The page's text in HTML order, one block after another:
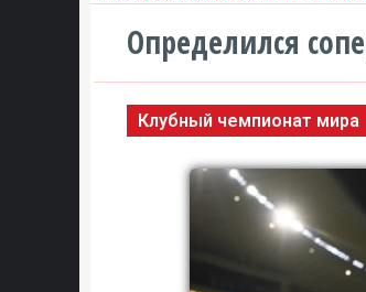
Определился
Клубный чемпионат мира